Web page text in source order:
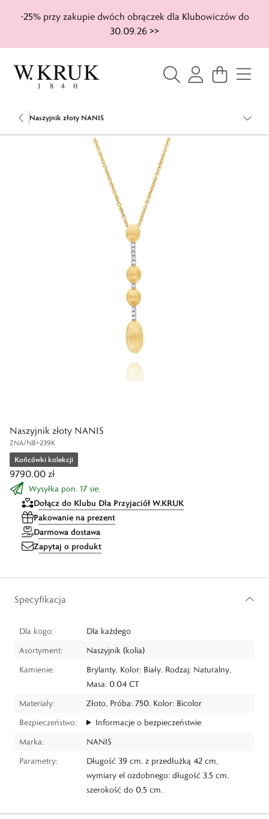
-25% przy zakupie dwóch obrączek dla Klubowiczów do
30.09.26 >>
Naszyjnik złoty NANIS
Naszyjnik złoty NANIS
ZNA/NB+239K
Końcówki kolekcji
9790,00 zł
Wysyłka pon. 17 sie.
Dołącz do Klubu Dla Przyjaciół W.KRUK
Pakowanie na prezent
Darmowa dostawa
Zapytaj o produkt
Specyfikacja
Dla kogo:
Dla każdego
Asortyment:
Naszyjnik (kolia)
Kamienie:
Brylanty, Kolor: Biały, Rodzaj: Naturalny,
Masa: 0.04 CT
Materiały:
Złoto, Próba: 750, Kolor: Bicolor
Bezpieczeństwo:
Informacje o bezpieczeństwie
Marka:
NANIS
Parametry:
Długość 39 cm, z przedłużką 42 cm,
wymiary el ozdobnego: długość 3,5 cm,
szerokość do 0,5 cm.